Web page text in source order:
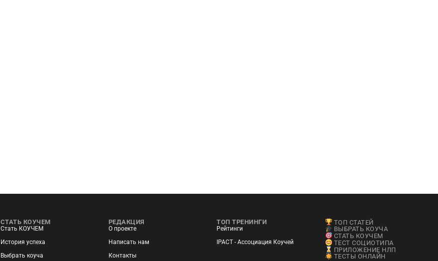
СТАТЬ КОУЧЕМ
Стать КОУЧЕМ
История успеха
Выбрать коуча
РЕДАКЦИЯ
О проекте
Написать нам
Контакты
ТОП ТРЕНИНГИ
Рейтинги
IPACT - Ассоциация Коучей
ТОП СТАТЕЙ
ВЫБРАТЬ КОУЧА
СТАТЬ КОУЧЕМ
ТЕСТ СОЦИОТИПА
ПРИЛОЖЕНИЕ НЛП
ТЕСТЫ ОНЛАЙН